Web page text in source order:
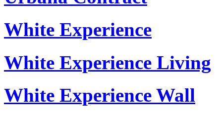
White Experience
White Experience Living
White Experience Wall